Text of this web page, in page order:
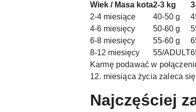
Wiek / Masa kota2-3 kg
2-4 miesiące
40-50 g
4-6 miesięcy
50-60 g
6-8 miesięcy
55-60 g
8-12 miesięcy
55/ADULT
Karmę podawać w
12. miesiąca życia zaleca
Najczęściej